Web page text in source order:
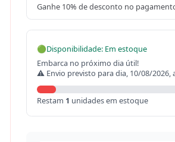
Ganhe 10% de desconto no
🟢Disponibilidade: Em estoque
Embarca no próximo dia útil!
⚠ Envio previsto para dia, 10/08/2026,
Restam 1 unidades em estoque